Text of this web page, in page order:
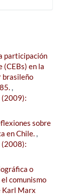
participación
(CEBs) en la
brasileño
,
(2009):
sobre
en Chile.,
(2008):
o
comunismo
Karl Marx